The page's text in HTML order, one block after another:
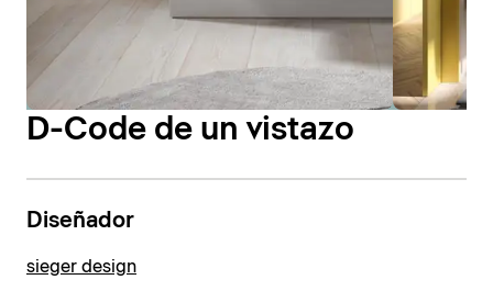
D-Code de un vistazo
Diseñador
sieger design